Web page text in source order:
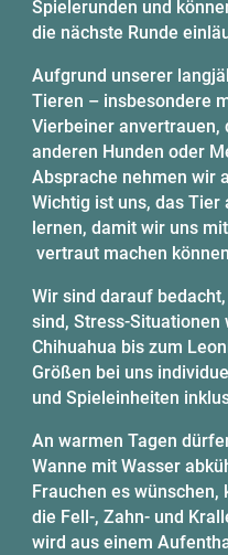
Spielerunden und
die nächste Runde
Aufgrund unserer
Tieren – insbesondere
Vierbeiner anvertrauen,
anderen Hunden oder
Absprache nehmen wir
Wichtig ist uns, das Tier
lernen, damit wir uns
vertraut machen
Wir sind darauf
sind, Stress-Situationen
Chihuahua bis zum
Größen bei uns
und Spieleinheiten
An warmen Tagen
Wanne mit Wasser
Frauchen es
die Fell-, Zahn- und
wird aus einem